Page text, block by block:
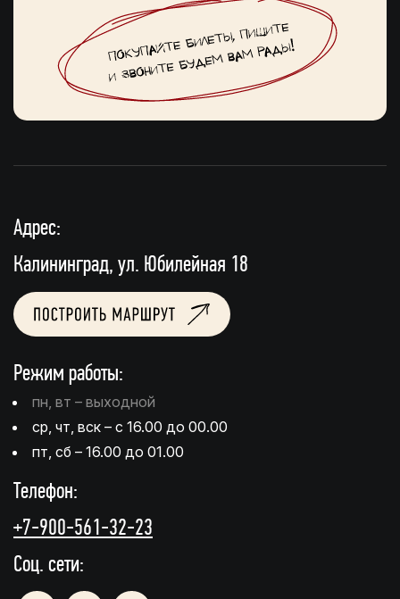
Адрес:
Калининград, ул. Юбилейная 18
Режим работы:
пн, вт – выходной
ср, чт, вск – с 16.00 до 00.00
пт, сб – 16.00 до 01.00
Телефон:
+7-900-561-32-23
Соц. сети: